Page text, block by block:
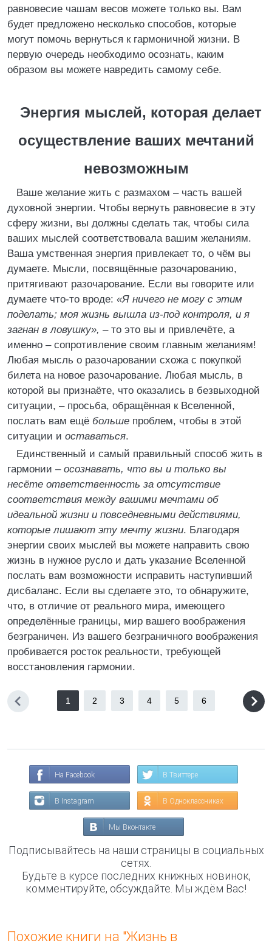
равновесие чашам весов можете только вы. Вам
будет предложено несколько способов, которые
могут помочь вернуться к гармоничной жизни. В
первую очередь необходимо осознать, каким
образом вы можете навредить самому себе.
Энергия мыслей, которая делает
осуществление ваших мечтаний
невозможным
Ваше желание жить с размахом – часть вашей
духовной энергии. Чтобы вернуть равновесие в эту
сферу жизни, вы должны сделать так, чтобы сила
ваших мыслей соответствовала вашим желаниям.
Ваша умственная энергия привлекает то, о чём вы
думаете. Мысли, посвящённые разочарованию,
притягивают разочарование. Если вы говорите или
думаете что-то вроде: «Я ничего не могу с этим
поделать; моя жизнь вышла из-под контроля, и я
загнан в ловушку», – то это вы и привлечёте, а
именно – сопротивление своим главным желаниям!
Любая мысль о разочаровании схожа с покупкой
билета на новое разочарование. Любая мысль, в
которой вы признаёте, что оказались в безвыходной
ситуации, – просьба, обращённая к Вселенной,
послать вам ещё больше проблем, чтобы в этой
ситуации и оставаться.
Единственный и самый правильный способ жить в
гармонии – осознавать, что вы и только вы
несёте ответственность за отсутствие
соответствия между вашими мечтами об
идеальной жизни и повседневными действиями,
которые лишают эту мечту жизни. Благодаря
энергии своих мыслей вы можете направить свою
жизнь в нужное русло и дать указание Вселенной
послать вам возможности исправить наступивший
дисбаланс. Если вы сделаете это, то обнаружите,
что, в отличие от реального мира, имеющего
определённые границы, мир вашего воображения
безграничен. Из вашего безграничного воображения
пробивается росток реальности, требующей
восстановления гармонии.
1 2 3 4 5 6
На Facebook В Твиттере
В Instagram В Одноклассниках
Мы Вконтакте
Подписывайтесь на наши страницы в социальных
сетях.
Будьте в курсе последних книжных новинок,
комментируйте, обсуждайте. Мы ждём Вас!
Похожие книги на "Жизнь в